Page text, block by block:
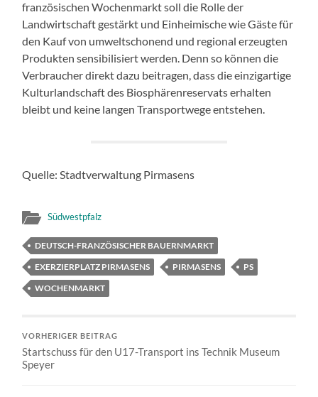
französischen Wochenmarkt soll die Rolle der
Landwirtschaft gestärkt und Einheimische wie Gäste für
den Kauf von umweltschonend und regional erzeugten
Produkten sensibilisiert werden. Denn so können die
Verbraucher direkt dazu beitragen, dass die einzigartige
Kulturlandschaft des Biosphärenreservats erhalten
bleibt und keine langen Transportwege entstehen.
Quelle: Stadtverwaltung Pirmasens
Südwestpfalz
DEUTSCH-FRANZÖSISCHER BAUERNMARKT
EXERZIERPLATZ PIRMASENS
PIRMASENS
PS
WOCHENMARKT
VORHERIGER BEITRAG
Startschuss für den U17-Transport ins Technik Museum
Speyer